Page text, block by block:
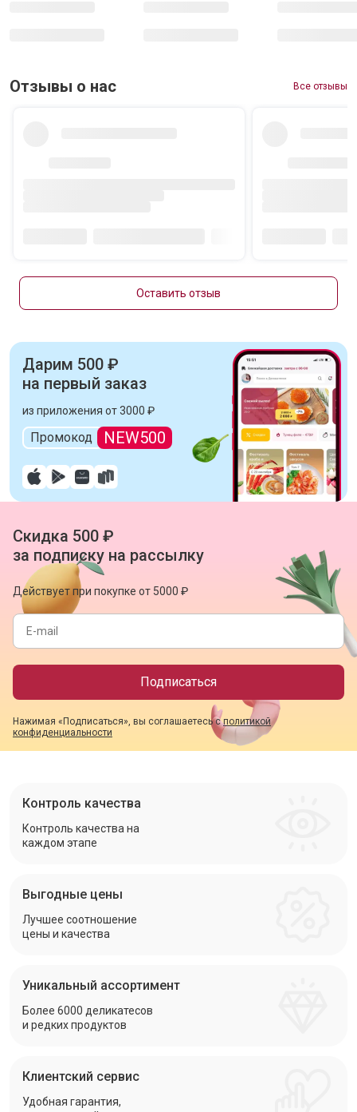
Отзывы о нас Все отзывы
Оставить отзыв
Дарим 500 ₽
на первый заказ
из приложения от 3000 ₽
Промокод NEW500
Скидка 500 ₽
за подписку на рассылку
Действует при покупке от 5000 ₽
Подписаться
Нажимая «Подписаться», вы соглашаетесь с политикой
конфиденциальности
Контроль качества
Контроль качества на
каждом этапе
Выгодные цены
Лучшее соотношение
цены и качества
Уникальный ассортимент
Более 6000 деликатесов
и редких продуктов
Клиентский сервис
Удобная гарантия,